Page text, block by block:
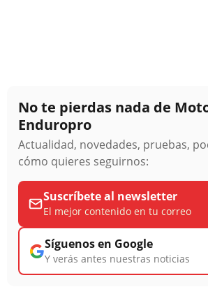
No te pierdas nada de
Enduropro
Actualidad, novedades, pruebas,
cómo quieres seguirnos:
Suscríbete al newsletter
El mejor contenido en tu correo
Síguenos en Google
Y verás antes nuestras noticias